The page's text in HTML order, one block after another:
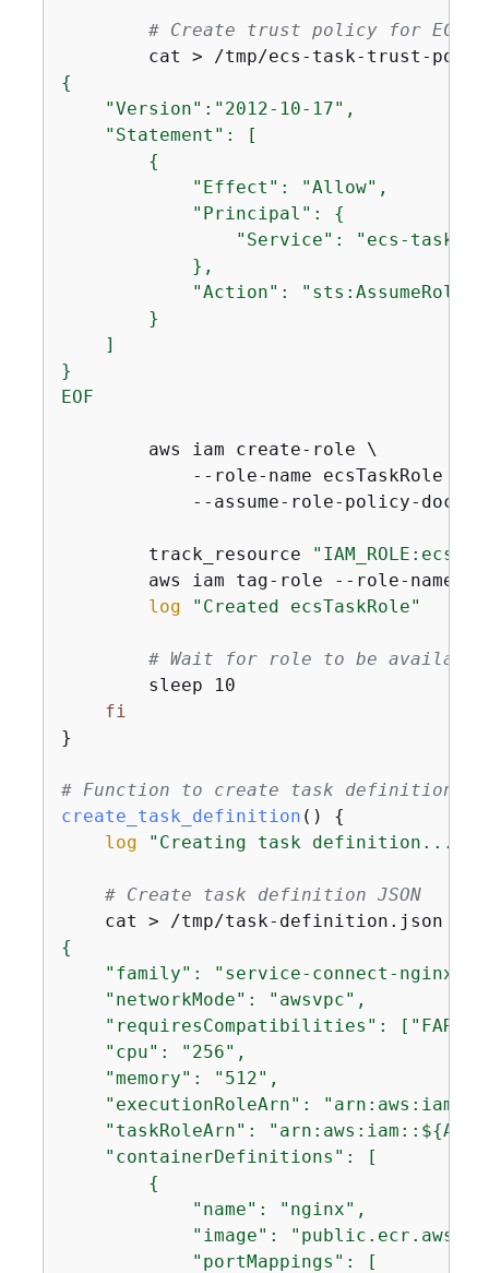
# Create trust policy for ECS
cat > /tmp/ecs-task-trust-
{
    "Version":"2012-10-17",
    "Statement": [
{
            "Effect": "Allow",
            "Principal":
{
"Service": "ecs-
            },
            "Action": "sts:AssumeRole"
        }
    ]
}
EOF
        aws iam create-role \
            --role-name ecsTaskRole \
--assume-role-policy-
        track_resource
aws iam tag-role --role-name
log
"Created ecsTaskRole"
# Wait for role to be available
        sleep 10
fi
}
# Function to create task definition
create_task_definition () {
log
"Creating task definition..."
# Create task definition JSON
    cat > /tmp/task-definition.json <<
{
    "family": "service-connect-nginx",
    "networkMode": "awsvpc",
"requiresCompatibilities":
    "cpu": "256",
    "memory": "512",
    "executionRoleArn": "arn:aws:iam::$
    "taskRoleArn": "arn:aws:iam::$
{
    "containerDefinitions": [
{
            "name": "nginx",
"image": "public.ecr.aws/
            "portMappings": [